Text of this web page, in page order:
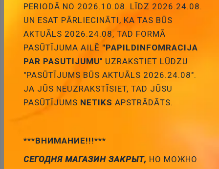
Apraksts
APRAKSTS
Manufacturer TEXAS INSTRUMENTS
Interface RS422 / RS423
Case DIP16
PERIODĀ NO 2026.10.08. LĪDZ 2026.24.08.
UN ESAT PĀRLIECINĀTI, KA TAS BŪS
AKTUĀLS 2026.24.08, TAD FORMĀ
PASŪTĪJUMA AILĒ "PAPILDINFOMRACIJA
PAR PASUTIJUMU" UZRAKSTIET LŪDZU
"PASŪTĪJUMS BŪS AKTUĀLS 2026.24.08".
JA JŪS NEUZRAKSTĪSIET, TAD JŪSU
PASŪTĪJUMS NETIKS APSTRĀDĀTS.
***ВНИМАНИЕ!!!***
СЕГОДНЯ МАГАЗИН ЗАКРЫТ, НО МОЖНО